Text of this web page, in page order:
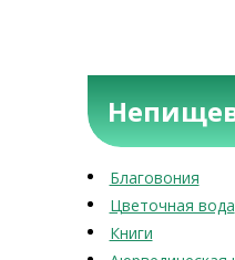
Благовония
Цветочная вода
Книги